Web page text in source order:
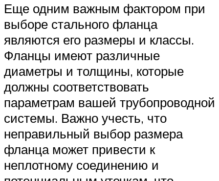
Еще одним важным фактором при
выборе стального фланца
являются его размеры и классы.
Фланцы имеют различные
диаметры и толщины, которые
должны соответствовать
параметрам вашей трубопроводной
системы. Важно учесть, что
неправильный выбор размера
фланца может привести к
неплотному соединению и